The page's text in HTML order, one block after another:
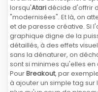
lorsqu'Ataridécide d'offrir
"modernisées". Et là, on
et de paresse créative. Si
graphique digne de la
détaillés, à des effets
sans la dénaturer, on
sont si minimes qu'elles
PourBreakout, par
à ajouter un simple tag